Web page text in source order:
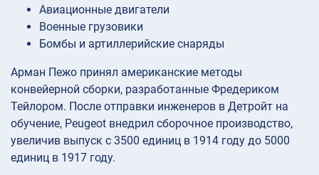
Авиационные двигатели
Военные грузовики
Бомбы и артиллерийские снаряды
Арман Пежо принял американские методы
конвейерной сборки, разработанные Фредериком
Тейлором. После отправки инженеров в Детройт на
обучение, Peugeot внедрил сборочное производство,
увеличив выпуск с 3500 единиц в 1914 году до 5000
единиц в 1917 году.